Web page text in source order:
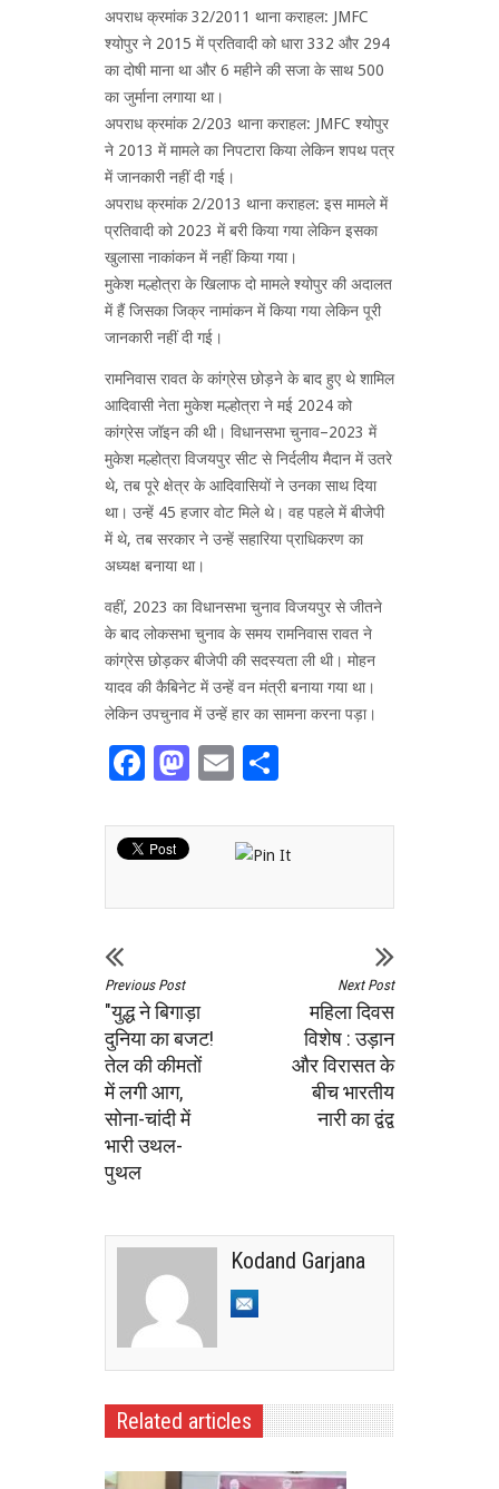
अपराध क्रमांक 32/2011 थाना कराहल: JMFC
श्योपुर ने 2015 में प्रतिवादी को धारा 332 और 294
का दोषी माना था और 6 महीने की सजा के साथ 500
का जुर्माना लगाया था।
अपराध क्रमांक 2/203 थाना कराहल: JMFC श्योपुर
ने 2013 में मामले का निपटारा किया लेकिन शपथ पत्र
में जानकारी नहीं दी गई।
अपराध क्रमांक 2/2013 थाना कराहल: इस मामले में
प्रतिवादी को 2023 में बरी किया गया लेकिन इसका
खुलासा नाकांकन में नहीं किया गया।
मुकेश मल्होत्रा के खिलाफ दो मामले श्योपुर की अदालत
में हैं जिसका जिक्र नामांकन में किया गया लेकिन पूरी
जानकारी नहीं दी गई।
रामनिवास रावत के कांग्रेस छोड़ने के बाद हुए थे शामिल
आदिवासी नेता मुकेश मल्होत्रा ने मई 2024 को
कांग्रेस जॉइन की थी। विधानसभा चुनाव–2023 में
मुकेश मल्होत्रा विजयपुर सीट से निर्दलीय मैदान में उतरे
थे, तब पूरे क्षेत्र के आदिवासियों ने उनका साथ दिया
था। उन्हें 45 हजार वोट मिले थे। वह पहले में बीजेपी
में थे, तब सरकार ने उन्हें सहारिया प्राधिकरण का
अध्यक्ष बनाया था।
वहीं, 2023 का विधानसभा चुनाव विजयपुर से जीतने
के बाद लोकसभा चुनाव के समय रामनिवास रावत ने
कांग्रेस छोड़कर बीजेपी की सदस्यता ली थी। मोहन
यादव की कैबिनेट में उन्हें वन मंत्री बनाया गया था।
लेकिन उपचुनाव में उन्हें हार का सामना करना पड़ा।
Facebook
Mastodon
Email
Previous Post
"युद्ध ने बिगाड़ा
दुनिया का बजट!
तेल की कीमतों
में लगी आग,
सोना-चांदी में
भारी उथल-
पुथल
Next Post
महिला दिवस
विशेष : उड़ान
और विरासत के
बीच भारतीय
नारी का द्वंद्व
Kodand Garjana
Related articles